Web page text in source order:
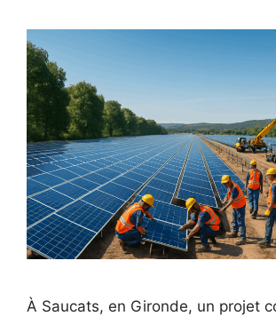
À Saucats, en Gironde, un projet